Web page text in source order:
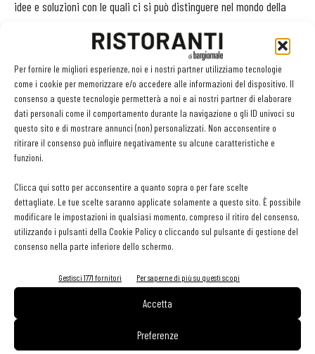
Per fornire le migliori esperienze, noi e i nostri partner utilizziamo tecnologie
come i cookie per memorizzare e/o accedere alle informazioni del dispositivo. Il
consenso a queste tecnologie permetterà a noi e ai nostri partner di elaborare
dati personali come il comportamento durante la navigazione o gli ID univoci su
questo sito e di mostrare annunci (non) personalizzati. Non acconsentire o
ritirare il consenso può influire negativamente su alcune caratteristiche e
funzioni.
Clicca qui sotto per acconsentire a quanto sopra o per fare scelte
dettagliate. Le tue scelte saranno applicate solamente a questo sito. È possibile
modificare le impostazioni in qualsiasi momento, compreso il ritiro del consenso,
utilizzando i pulsanti della Cookie Policy o cliccando sul pulsante di gestione del
consenso nella parte inferiore dello schermo.
Gestisci 1771 fornitori Per saperne di più su questi scopi
Accetta
Preferenze
idee e soluzioni con le quali ci si può distinguere nel mondo della
Come ricercate i nuovi prodotti e quali sono i criteri per essere
inseriti nel catalogo GranChef?
Seguiamo attentamente il mercato, ascoltiamo le esigenze dei
nostri clienti attraverso il nostro ufficio vendite e valutiamo le
proposte di molti produttori. I nostri fornitori devono soddisfare gli
alti standard di prodotto, di servizio e di affidabilità richiesti
dall’ufficio acquisti e dal controllo qualità.
Come è evoluta la ristorazione commerciale italiana negli
ultimi due-tre anni?
solo il gusto del prodotto, ma anche la salubrità, il rispetto della
natura e la sostenibilità. Il nostro catalogo contiene molti prodotti
con queste caratteristiche e anche nel futuro seguiremo questa